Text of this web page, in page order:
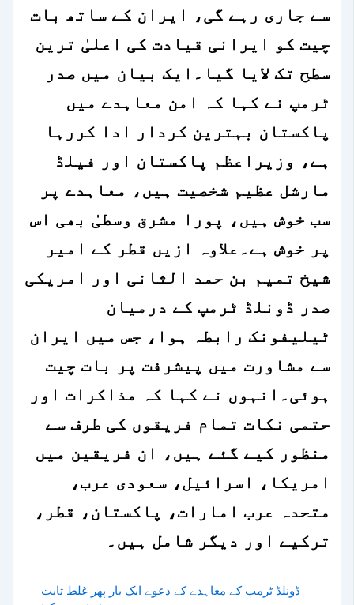
سے جاری رہے گی، ایران کے ساتھ بات
چیت کو ایرانی قیادت کی اعلیٰ ترین
سطح تک لایا گیا۔ایک بیان میں صدر
ٹرمپ نے کہا کہ امن معاہدے میں
پاکستان بہترین کردار ادا کررہا
ہے، وزیراعظم پاکستان اور فیلڈ
مارشل عظیم شخصیت ہیں، معاہدے پر
سب خوش ہیں، پورا مشرق وسطیٰ بھی اس
پر خوش ہے۔علاوہ ازیں قطر کے امیر
شیخ تمیم بن حمد الثانی اور امریکی
صدر ڈونلڈ ٹرمپ کے درمیان
ٹیلیفونک رابطہ ہوا، جس میں ایران
سے مشاورت میں پیشرفت پر بات چیت
ہوئی۔انہوں نے کہا کہ مذاکرات اور
حتمی نکات تمام فریقوں کی طرف سے
منظور کیے گئے ہیں، ان فریقین میں
امریکا، اسرائیل، سعودی عرب،
متحدہ عرب امارات، پاکستان، قطر،
ترکیے اور دیگر شامل ہیں۔
ڈونلڈ ٹرمپ کے معاہدے کے دعوے ایک بار پھر غلط ثابت